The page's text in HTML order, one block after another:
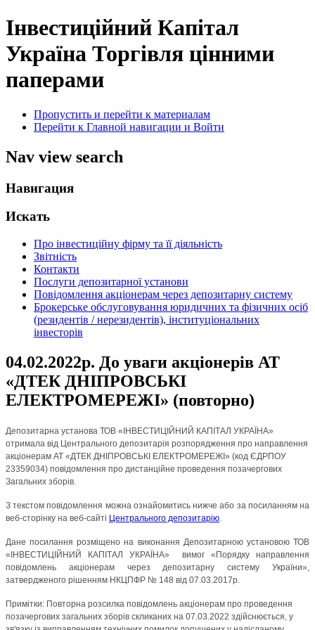
Інвестиційний Капітал
Україна Торгівля цінними
паперами
Пропустить и перейти к материалам
Перейти к Главной навигации и Войти
Nav view search
Навигация
Искать
Про інвестиційну фірму та її діяльність
Звітність
Контакти
Послуги депозитарної установи
Повідомлення акціонерам через депозитарну систему
Брокерське обслуговування юридичних та фізичних осіб
(резидентів / нерезидентів), інституціональних
інвесторів
04.02.2022р. До уваги акціонерів АТ
«ДТЕК ДНІПРОВСЬКІ
ЕЛЕКТРОМЕРЕЖІ» (повторно)
Депозитарна установа ТОВ «ІНВЕСТИЦІЙНИЙ КАПІТАЛ УКРАЇНА»
отримала від Центрального депозитарія розпорядження про направлення
акціонерам АТ «ДТЕК ДНІПРОВСЬКІ ЕЛЕКТРОМЕРЕЖІ» (код ЄДРПОУ
23359034) повідомлення про дистанційне проведення позачергових
Загальних зборів.
З текстом повідомлення можна ознайомитись нижче або за посиланням на
веб-сторінку на веб-сайті Центрального депозитарію.
Дане посилання розміщено на виконання Депозитарною установою ТОВ
«ІНВЕСТИЦІЙНИЙ КАПІТАЛ УКРАЇНА» вимог «Порядку направлення
повідомлень акціонерам через депозитарну систему України»,
затвердженого рішенням НКЦПФР № 148 від 07.03.2017р.
Примітки: Повторна розсилка повідомлень акціонерам про проведення
позачергових загальних зборів скликаних на 07.03.2022 здійснюється, у